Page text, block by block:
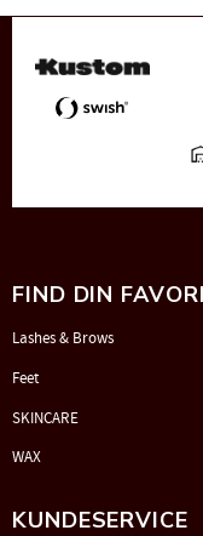
FIND DIN
Lashes & Brows
Feet
SKINCARE
WAX
KUNDESERVICE